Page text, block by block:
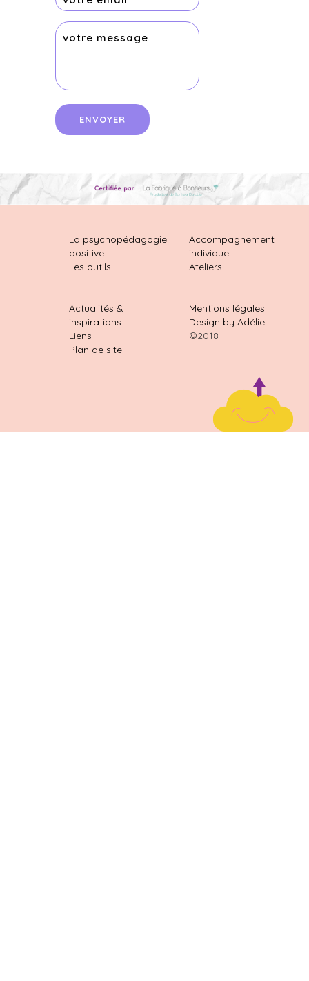
La psychopédagogie
positive
Les outils
Accompagnement
individuel
Ateliers
Actualités &
inspirations
Liens
Plan de site
Mentions légales
Design by Adélie
©2018